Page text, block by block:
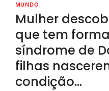
MUNDO
Mulher
que tem
síndrome de
filhas
condição…